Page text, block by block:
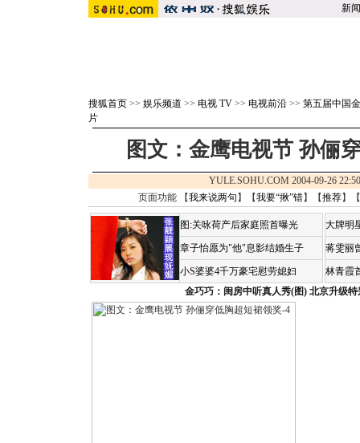
新闻
搜狐首页 >> 娱乐频道 >> 电视 TV >> 电视前沿 >> 第五届中国
片
图文：金鹰电视节 孙俪
YULE.SOHU.COM 2004-09-26
页面功能 【我来说两句 】【我要“揪”错】【推荐】
图:关咏荷产后家庭照首曝光
章子怡愿为"他"息影结婚生子
小S婆婆4千万豪宅慰劳媳妇
大牌明
蒋雯丽
林青霞
金巧巧：闺房中听真人秀(图) 北京升级